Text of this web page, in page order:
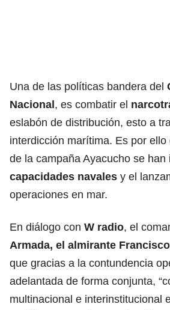
Una de las políticas bandera del
Nacional, es combatir el
eslabón de distribución, esto a
interdicción marítima. Es por
de la campaña Ayacucho se han
capacidades navales y el
operaciones en mar.
En diálogo con W radio, el
Armada, el almirante
que gracias a la contundencia
adelantada de forma conjunta,
multinacional e interinstitucional